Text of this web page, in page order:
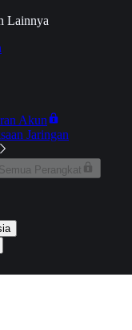
Lainnya
Akun
Jaringan
Perangkat